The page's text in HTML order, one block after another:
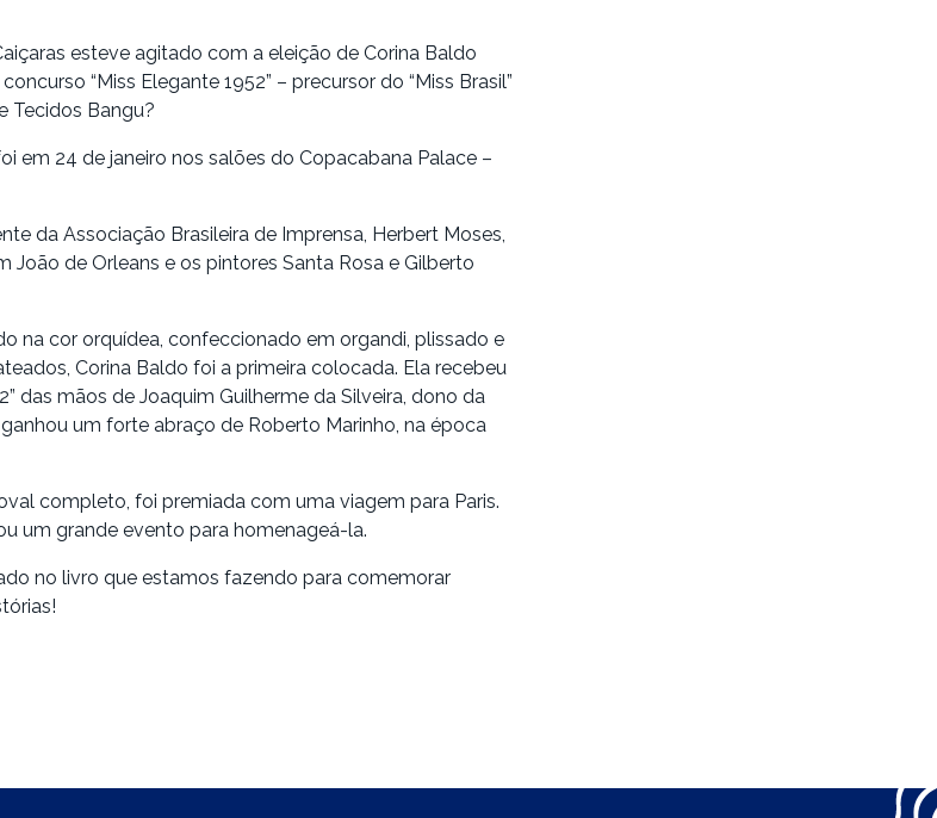
esteve agitado com a eleição de Corina Baldo
“Miss Elegante 1952” – precursor do “Miss Brasil”
Tecidos Bangu?
em 24 de janeiro nos salões do Copacabana Palace –
da Associação Brasileira de Imprensa, Herbert Moses,
João de Orleans e os pintores Santa Rosa e Gilberto
na cor orquídea, confeccionado em organdi, plissado e
Corina Baldo foi a primeira colocada. Ela recebeu
das mãos de Joaquim Guilherme da Silveira, dono da
um forte abraço de Roberto Marinho, na época
completo, foi premiada com uma viagem para Paris.
um grande evento para homenageá-la.
no livro que estamos fazendo para comemorar